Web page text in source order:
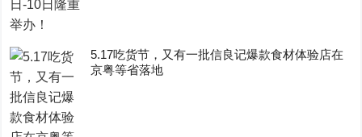
5.17吃货节，又有一批信良记爆款食材体验店在
京粤等省落地